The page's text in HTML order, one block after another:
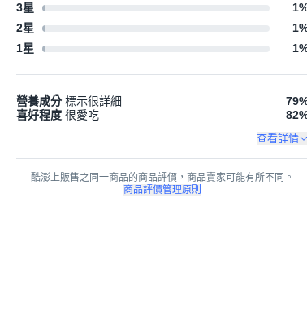
3星
1
2星
1
1星
1
營養成分 標示很詳細 79
喜好程度 很愛吃 82
查看詳情
酷澎上販售之同一商品的商品評價，商品賣家可能有所不同。
商品評價管理原則